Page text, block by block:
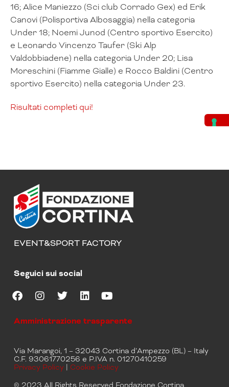
16; Alice Maniezzo (Sci club Corrado Gex) ed Erik
Canovi (Polisportiva Albosaggia) nella categoria
Under 18; Noemi Junod (Centro sportivo Esercito)
e Leonardo Vincenzo Taufer (Ski Alp
Valdobbiadene) nella categoria Under 20; Lisa
Moreschini (Fiamme Gialle) e Rocco Baldini (Centro
sportivo Esercito) nella categoria Under 23.
Risultati completi qui!
EVENT&SPORT FACTORY
Seguici sui social
F
c
o
o
I
s
g
r
i
e
r
L
n
d
i
u
b
e
Amministrazione trasparente
Via Marangoi, 1 – 32043 Cortina d’Ampezzo (BL) – Italy
C.F. 93061770256 e P.IVA n. 01270410259
Privacy Policy | Cookie Policy